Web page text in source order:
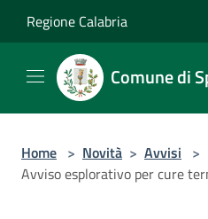
Regione Calabria
Comune di
Home > Novità > Avvisi >
Avviso esplorativo per cure